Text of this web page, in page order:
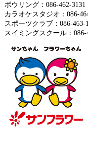
ボウリング：086-462-3131
カラオケスタジオ：086-
スポーツクラブ：086-463-
スイミングスクール：086-